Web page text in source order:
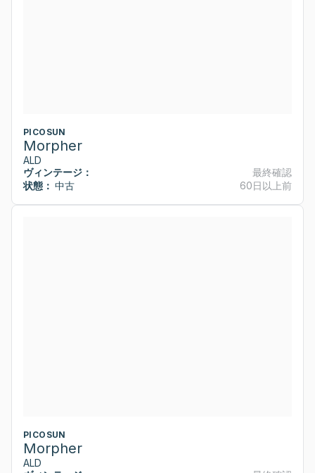
PICOSUN
Morpher
ALD
ヴィンテージ：
状態： 中古
最終確認
60日以上前
PICOSUN
Morpher
ALD